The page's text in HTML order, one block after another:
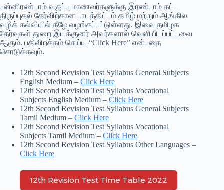
பன்னிரண்டாம் வகுப்பு மாணவர்களுக்கு இரண்டாம் கட்ட
திருப்புதல் தேர்விற்கான பாடத்திட்டம் தமிழ் மற்றும் ஆங்கில
வழிக் கல்வியில் கீழே வழங்கப்பட்டுள்ளது. இவை தமிழக
தேர்வுகள் துறை இயக்குனர் அவர்களால் வெளியிடப்பட்டவை
ஆகும். பதிவிறக்கம் செய்ய “Click Here” என்பதை
சொடுக்கவும்.
12th Second Revision Test Syllabus General Subjects
English Medium – Click Here
12th Second Revision Test Syllabus Vocational
Subjects English Medium – Click Here
12th Second Revision Test Syllabus General Subjects
Tamil Medium – Click Here
12th Second Revision Test Syllabus Vocational
Subjects Tamil Medium – Click Here
12th Second Revision Test Syllabus Other Languages –
Click Here
12th Revision Test Time Table 2022